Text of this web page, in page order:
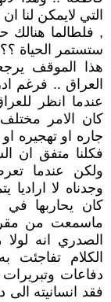
التي لايمكن
, فلطالما هنالك
ستستمر الحياة
هذا الموقف
العراق .. فرغم
عندما انظر
كان الامر
جاره او تهجيره
فكلنا متفق ان
ولكن عندما
وجدناه لا
كان يحاربها في
ماسمعت من
الصدري انه
الكلام
دفاعات وتبريرات
فقد انسانيته